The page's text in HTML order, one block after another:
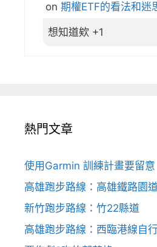
on 期權ETF的看法和迷
想知道欸 +1
熱門文章
使用Garmin 訓練計畫要留意
高雄跑步路線：高雄鐵路園
新竹跑步路線：竹22縣道
高雄跑步路線：西臨港線自